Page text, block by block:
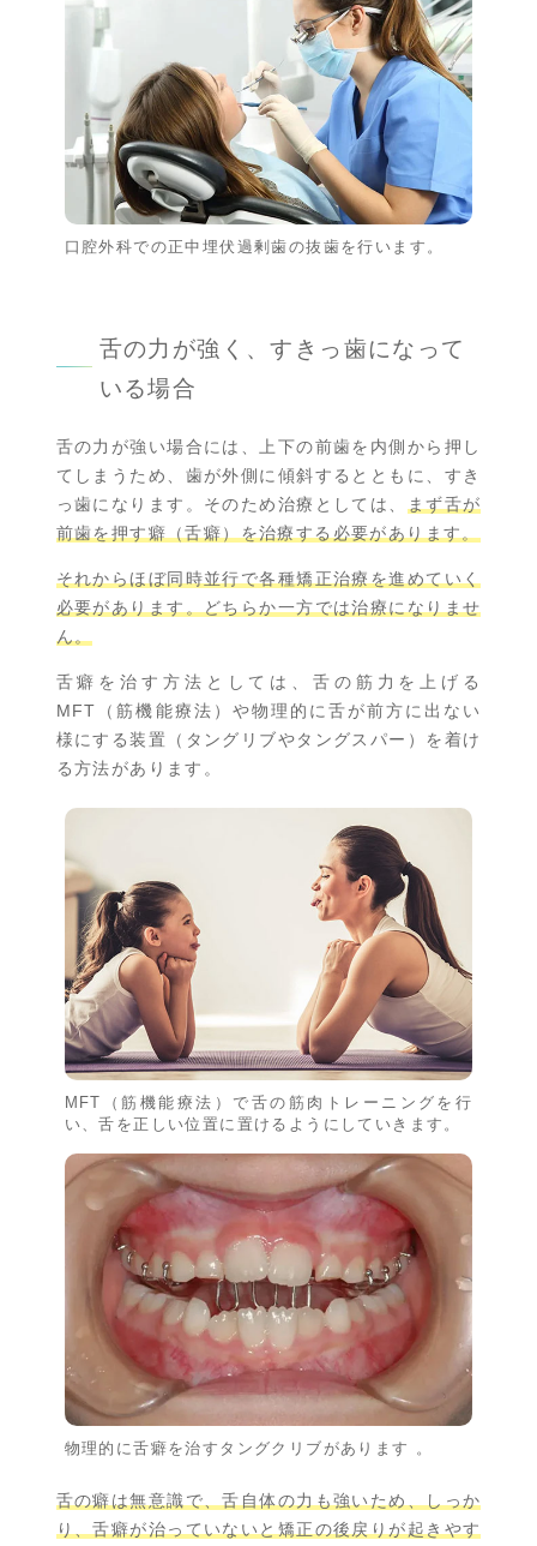
口腔外科での正中埋伏過剰歯の抜歯を行います。
舌の力が強く、すきっ歯になって
いる場合
舌の力が強い場合には、上下の前歯を内側から押し
てしまうため、歯が外側に傾斜するとともに、すき
っ歯になります。そのため治療としては、 まず舌が
前歯を押す癖（舌癖）を治療する必要があります。
それからほぼ同時並行で各種矯正治療を進めていく
必要があります。どちらか一方では治療になりませ
ん。
舌癖を治す方法としては、舌の筋力を上げる
MFT（筋機能療法）や物理的に舌が前方に出ない
様にする装置（タングリブやタングスパー）を着け
る方法があります。
MFT（筋機能療法）で舌の筋肉トレーニングを行
い、舌を正しい位置に置けるようにしていきます。
物理的に舌癖を治すタングクリブがあります 。
舌の癖は無意識で、舌自体の力も強いため、しっか
り、舌癖が治っていないと矯正の後戻りが起きやす